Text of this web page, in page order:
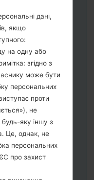
5 файл
прошивки:
& Operator"
& Region &
Odin 3.
телефон та
налаштувань
випадку
для
і увійдіть у
методи як це
дані,
якщо
на одну або
згідно з
може бути
персональних
проти
не
яку іншу з
Це, однак, не
персональних
про захист